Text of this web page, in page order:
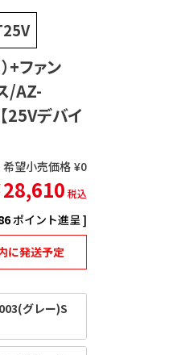
+ファン
/AZ-
25Vデバイ
希望小売価格 ¥0
28,610 税込
ポイント進呈 ]
に発送予定
003(グレー)S